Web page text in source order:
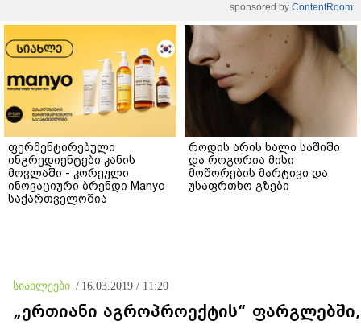
sponsored by ContentRoom
ფერმენტირებული
ინგრედიენტები კანის
მოვლაში - კორეული
ინოვაციური ბრენდი Manyo
საქართველოშია
როდის არის ხალი საშიში
და როგორია მისი
მოშორების მარტივი და
უსაფრთხო გზები
სიახლეები / 16.03.2019 / 11:20
„ერთიანი აგროპროექტის“ ფარგლებში,